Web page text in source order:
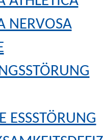
NERVOSA
ESSSTÖRUNG